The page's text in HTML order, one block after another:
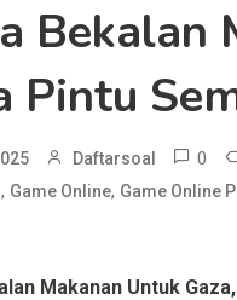
Bekalan
Pintu
Daftarsoal 0
, Game Online, Game Online
Makanan Untuk